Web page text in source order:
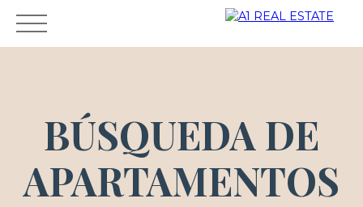
ALQUILER VENTA DUEÑO AGENCIA
GUIAR
Área del
propieta
CONTAC
ESTIMA
BÚSQUEDA DE
APARTAMENTOS